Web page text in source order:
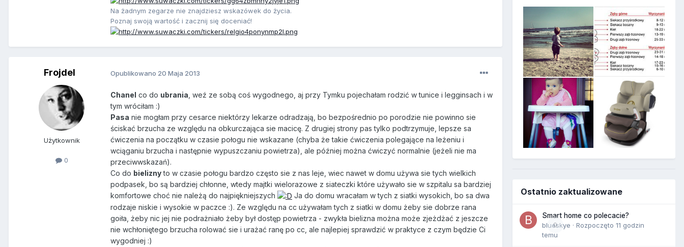
Na żadnym zegarze nie znajdziesz wskazówek do życia.
Poznaj swoją wartość i zacznij się doceniać!
Frojdel
Użytkownik
0
Opublikowano 20 Maja 2013
Chanel co do ubrania , weź ze sobą coś wygodnego, aj przy Tymku pojechałam rodzić w tunice i legginsach i w
tym wróciłam :)
Pasa nie mogłam przy cesarce niektórzy lekarze odradzają, bo bezpośrednio po porodzie nie powinno sie
ściskać brzucha ze względu na obkurczająca sie macicę. Z drugiej strony pas tylko podtrzymuje, lepsze sa
ćwiczenia na początku w czasie połogu nie wskazane (chyba że takie ćwiczenia polegające na leżeniu i
wciąganiu brzucha i następnie wypuszczaniu powietrza), ale później można ćwiczyć normalnie (jeżeli nie ma
przeciwwskazań).
Co do bieliznyto w czasie połogu bardzo często sie z nas leje, wiec nawet w domu używa sie tych wielkich
podpasek, bo są bardziej chłonne, wtedy majtki wielorazowe z siateczki które używało sie w szpitalu sa bardziej
komfortowe choć nie należą do najpiękniejszych
Ja do domu wracałam w tych z siatki wysokich, bo sa dwa
rodzaje niskie i wysokie w paczce :). Ze względu na cc używałam tych z siatki w domu żeby sie dobrze rana
goiła, żeby nic jej nie podrażniało żeby był dostęp powietrza - zwykła bielizna można może zjeżdżać z jeszcze
nie wchłoniętego brzucha rolować sie i urażać ranę po cc, ale najlepiej sprawdzić w praktyce z czym będzie Ci
wygodniej :)
Ostatnio zaktualizowane
0
Smart home co polecacie?
blueskye · Rozpoczęto 11 godzin
temu